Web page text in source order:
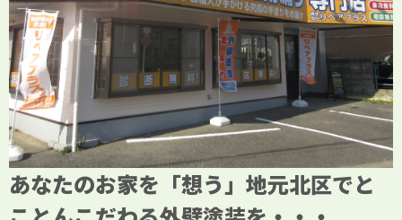
あなたのお家を「想う」地元北区でと